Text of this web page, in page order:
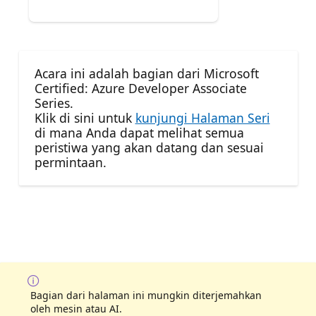
Acara ini adalah bagian dari Microsoft
Certified: Azure Developer Associate
Series.
Klik di sini untuk kunjungi Halaman Seri
di mana Anda dapat melihat semua
peristiwa yang akan datang dan sesuai
permintaan.
Bagian dari halaman ini mungkin diterjemahkan
oleh mesin atau AI.